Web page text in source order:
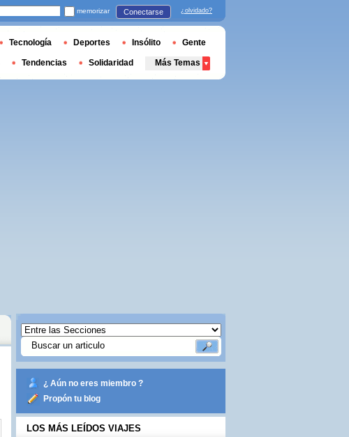
¿ Aún no eres miembro ?
Propón tu blog
LOS MÁS LEÍDOS VIAJES
memorizar Conectarse ¿olvidado?
Tecnología Deportes Insólito Gente
Tendencias Solidaridad Más Temas